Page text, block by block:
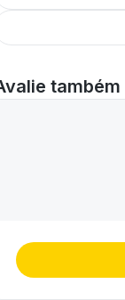
também